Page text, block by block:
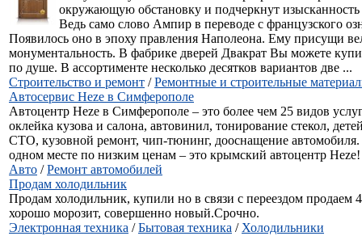
окружающую обстановку и подчеркнут изысканность
Ведь само слово Ампир в переводе с французского
Появилось оно в эпоху правления Наполеона. Ему присущи
монументальность. В фабрике дверей Двакрат Вы можете
по душе. В ассортименте несколько десятков вариантов две ...
Строительство и ремонт /Ремонтные и строительные
Автосервис Heze в Симферополе
Автоцентр Heze в Симферополе – это более чем 25 видов
оклейка кузова и салона, автовинил, тонирование стекол,
СТО, кузовной ремонт, чип-тюнинг, дооснащение автомобиля.
одном месте по низким ценам – это крымский автоцентр Heze!
Авто /Ремонт автомобилей
Продам холодильник
Продам холодильник, купили но в связи с переездом продаем
хорошо морозит, совершенно новый.Срочно.
Электронная техника /Бытовая техника /Холодильники